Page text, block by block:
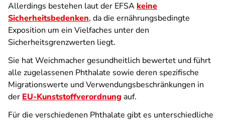
Allerdings bestehen laut der EFSA keine
Sicherheitsbedenken, da die ernährungsbedingte
Exposition um ein Vielfaches unter den
Sicherheitsgrenzwerten liegt.
Sie hat Weichmacher gesundheitlich bewertet und führt
alle zugelassenen Phthalate sowie deren spezifische
Migrationswerte und Verwendungsbeschränkungen in
der EU-Kunststoffverordnung auf.
Für die verschiedenen Phthalate gibt es unterschiedliche